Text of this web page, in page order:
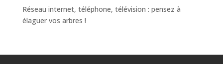
Réseau internet, téléphone, télévision : pensez à
élaguer vos arbres !